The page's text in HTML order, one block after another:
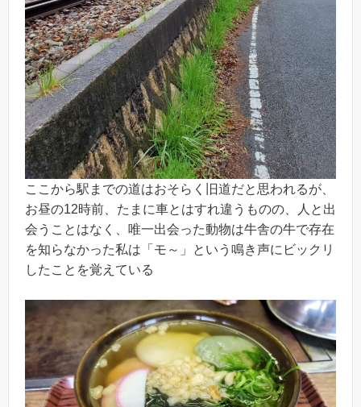
ここから駅までの道はおそらく旧道だと思われるが、
お昼の12時前、たまに車とはすれ違うものの、人と出
会うことはなく、唯一出会った動物は牛舎の牛で存在
を知らなかった私は「モ～」という鳴き声にビックリ
したことを覚えている